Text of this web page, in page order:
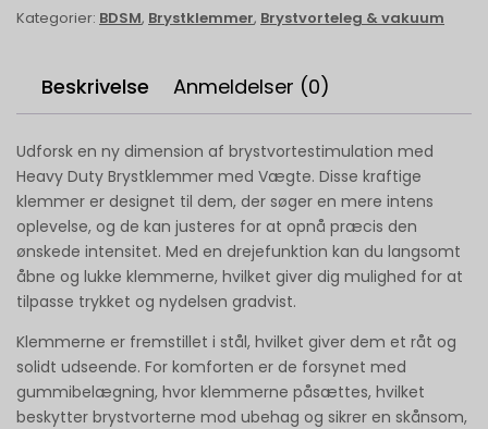
Kategorier: BDSM, Brystklemmer, Brystvorteleg & vakuum
Beskrivelse Anmeldelser (0)
Udforsk en ny dimension af brystvortestimulation med
Heavy Duty Brystklemmer med Vægte. Disse kraftige
klemmer er designet til dem, der søger en mere intens
oplevelse, og de kan justeres for at opnå præcis den
ønskede intensitet. Med en drejefunktion kan du langsomt
åbne og lukke klemmerne, hvilket giver dig mulighed for at
tilpasse trykket og nydelsen gradvist.
Klemmerne er fremstillet i stål, hvilket giver dem et råt og
solidt udseende. For komforten er de forsynet med
gummibelægning, hvor klemmerne påsættes, hvilket
beskytter brystvorterne mod ubehag og sikrer en skånsom,